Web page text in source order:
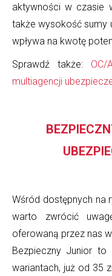
aktywności w czasie
także wysokość sumy
wpływa na kwotę
Sprawdź także:
multiagencji
Wśród dostępnych na
warto zwrócić
oferowaną przez nas
Bezpieczny Junior to
wariantach, już od 35